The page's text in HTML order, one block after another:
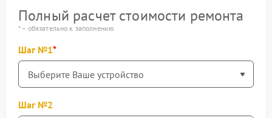
Полный расчет стоимости ремонта
* – обязательно к заполнению
Шаг №1
Шаг №2